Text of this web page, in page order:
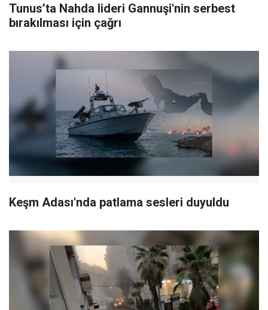
Tunus’ta Nahda lideri Gannuşi'nin serbest
bırakılması için çağrı
Keşm Adası'nda patlama sesleri duyuldu